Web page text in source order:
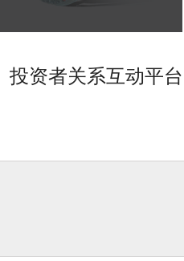
投资者关系互动平台